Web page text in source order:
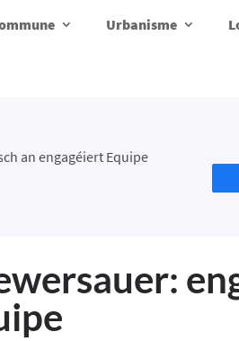
Urbanisme
an engagéiert Equipe